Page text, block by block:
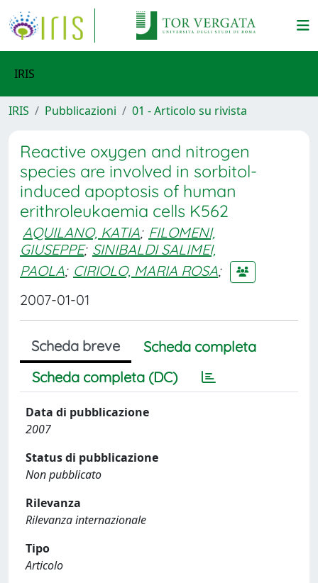
IRIS
IRIS Pubblicazioni 01 - Articolo su rivista
Reactive oxygen and nitrogen
species are involved in sorbitol-
induced apoptosis of human
erithroleukaemia cells K562
AQUILANO, KATIA; FILOMENI,
GIUSEPPE; SINIBALDI SALIMEI,
PAOLA; CIRIOLO, MARIA ROSA;
2007-01-01
Scheda breve
Scheda completa
Scheda completa (DC)
Data di pubblicazione
2007
Status di pubblicazione
Non pubblicato
Rilevanza
Rilevanza internazionale
Tipo
Articolo